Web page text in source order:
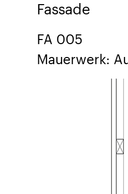
Fassade
FA 005
Mauerwerk: